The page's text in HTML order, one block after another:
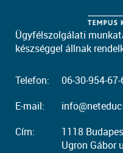
Ügyfélszolgálati
készséggel állnak
Telefon:
06-30-954-
E-mail:
Cím:
1118
Ugron Gábor